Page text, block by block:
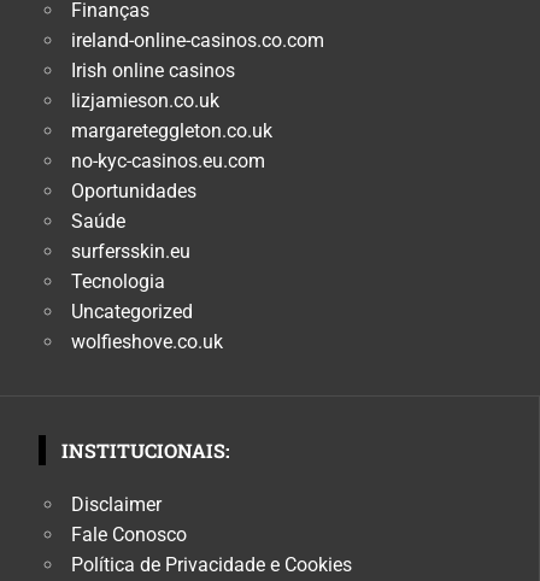
Finanças
ireland-online-casinos.co.com
Irish online casinos
lizjamieson.co.uk
margareteggleton.co.uk
no-kyc-casinos.eu.com
Oportunidades
Saúde
surfersskin.eu
Tecnologia
Uncategorized
wolfieshove.co.uk
INSTITUCIONAIS:
Disclaimer
Fale Conosco
Política de Privacidade e Cookies